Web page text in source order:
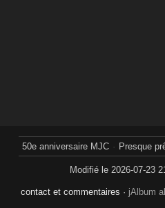
50e anniversaire MJC Presque
Modifié le 2026-07-23
contact et commentaires · jAlbum